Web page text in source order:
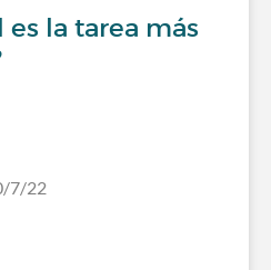
es la tarea más
7/22